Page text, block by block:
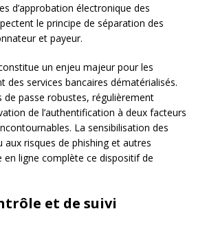
d’approbation électronique des
le principe de séparation des
et payeur.
un enjeu majeur pour les
des services bancaires dématérialisés.
de passe robustes, régulièrement
de l’authentification à deux facteurs
La sensibilisation des
aux risques de phishing et autres
ligne complète ce dispositif de
et de suivi